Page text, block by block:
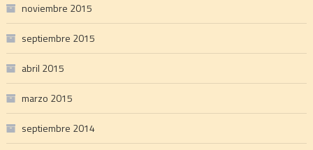
noviembre 2015
septiembre 2015
abril 2015
marzo 2015
septiembre 2014